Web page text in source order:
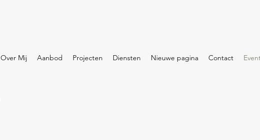
Over Mij Aanbod Projecten Diensten Nieuwe pagina Contact